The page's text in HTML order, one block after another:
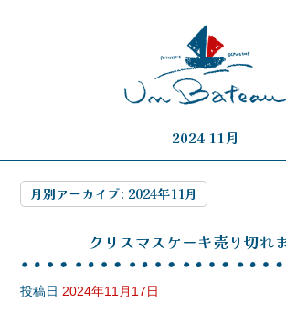
2024 11月
月別アーカイブ: 2024年11月
クリスマスケーキ売り切れ
投稿日 2024年11月17日